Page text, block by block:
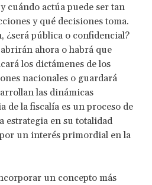
cuándo actúa puede ser tan
y qué decisiones toma.
¿será pública o confidencial?
ahora o habrá que
los dictámenes de los
nacionales o guardará
las dinámicas
de la fiscalía es un proceso de
estrategia en su totalidad
un interés primordial en la
un concepto más